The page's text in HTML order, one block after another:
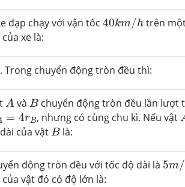
đạp chạy với vận tốc 40km/h
40km /h trên
xe là:
. Trong chuyển động tròn đều thì:
A
A và B
B chuyển động tròn đều lần lượt
= 4rB
rB , nhưng có cùng chu kì. Nếu vật
của vật B
B là:
động tròn đều với tốc độ dài là 5m/
5m /
vật đó có độ lớn là: